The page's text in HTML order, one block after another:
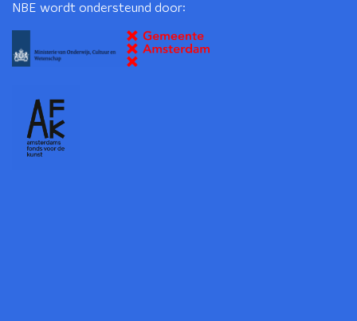
NBE wordt ondersteund door: